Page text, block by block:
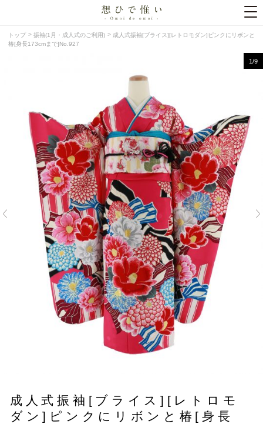
トップ 振袖(1月・成人式のご利用)
成人式振袖[ブライス][レトロモダン]ピンクにリボンと
椿[身長173cmまで]No.927
1/9
成人式振袖[ブライス][レトロモ
ダン]ピンクにリボンと椿[身長